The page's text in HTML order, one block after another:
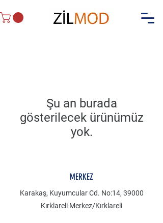
Şu an burada
gösterilecek ürünümüz
yok.
MERKEZ
Karakaş, Kuyumcular Cd. No:14, 39000
Kırklareli Merkez/Kırklareli